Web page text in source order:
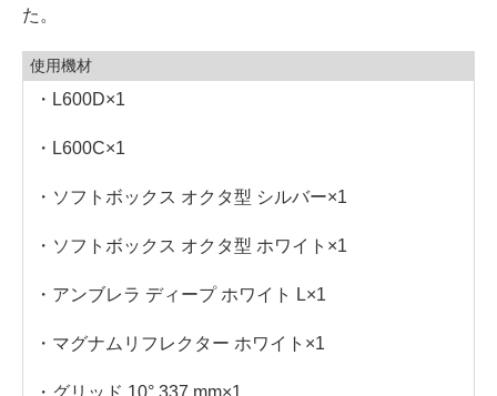
た。
使用機材
・L600D×1
・L600C×1
・ソフトボックス オクタ型 シルバー×1
・ソフトボックス オクタ型 ホワイト×1
・アンブレラ ディープ ホワイト L×1
・マグナムリフレクター ホワイト×1